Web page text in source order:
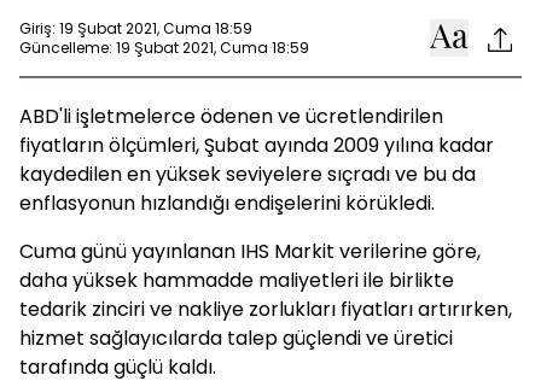
Giriş: 19 Şubat 2021, Cuma 18:59
Güncelleme: 19 Şubat 2021, Cuma 18:59
ABD'li işletmelerce ödenen ve ücretlendirilen
fiyatların ölçümleri, Şubat ayında 2009 yılına kadar
kaydedilen en yüksek seviyelere sıçradı ve bu da
enflasyonun hızlandığı endişelerini körükledi.
Cuma günü yayınlanan IHS Markit verilerine göre,
daha yüksek hammadde maliyetleri ile birlikte
tedarik zinciri ve nakliye zorlukları fiyatları artırırken,
hizmet sağlayıcılarda talep güçlendi ve üretici
tarafında güçlü kaldı.